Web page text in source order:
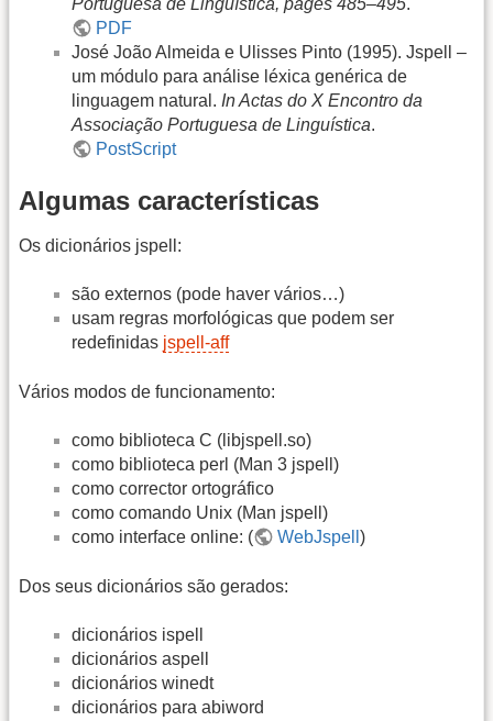
PDF
José João Almeida e Ulisses Pinto (1995). Jspell –
um módulo para análise léxica genérica de
linguagem natural. In Actas do X Encontro da
Associação Portuguesa de Linguística.
PostScript
Algumas características
Os dicionários jspell:
são externos (pode haver vários…)
usam regras morfológicas que podem ser
redefinidas jspell-aff
Vários modos de funcionamento:
como biblioteca C (libjspell.so)
como biblioteca perl (Man 3 jspell)
como corrector ortográfico
como comando Unix (Man jspell)
como interface online: (
WebJspell)
Dos seus dicionários são gerados:
dicionários ispell
dicionários aspell
dicionários winedt
dicionários para abiword